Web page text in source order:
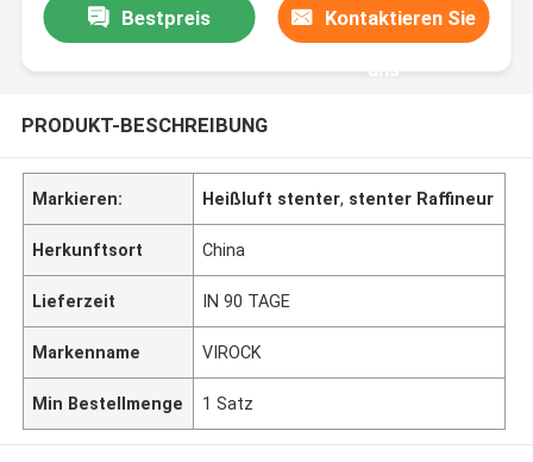
Bestpreis Kontaktieren Sie
uns
PRODUKT-BESCHREIBUNG
Markieren: Heißluft stenter, stenter Raffineur
Herkunftsort China
Lieferzeit IN 90 TAGE
Markenname VIROCK
Min Bestellmenge 1 Satz